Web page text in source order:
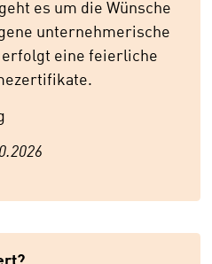
es um die Wünsche
unternehmerische
eine feierliche